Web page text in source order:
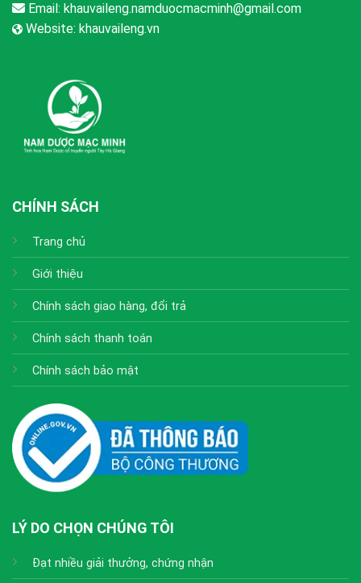
Email: khauvaileng.namduocmacminh@gmail.com
Website: khauvaileng.vn
CHÍNH SÁCH
Trang chủ
Giới thiệu
Chính sách giao hàng, đổi trả
Chính sách thanh toán
Chính sách bảo mật
LÝ DO CHỌN CHÚNG TÔI
Đạt nhiều giải thưởng, chứng nhận